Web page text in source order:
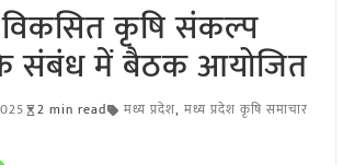
कृषि संकल्प
संबंध में बैठक आयोजित
2 min read मध्य प्रदेश, मध्य प्रदेश कृषि समाचार